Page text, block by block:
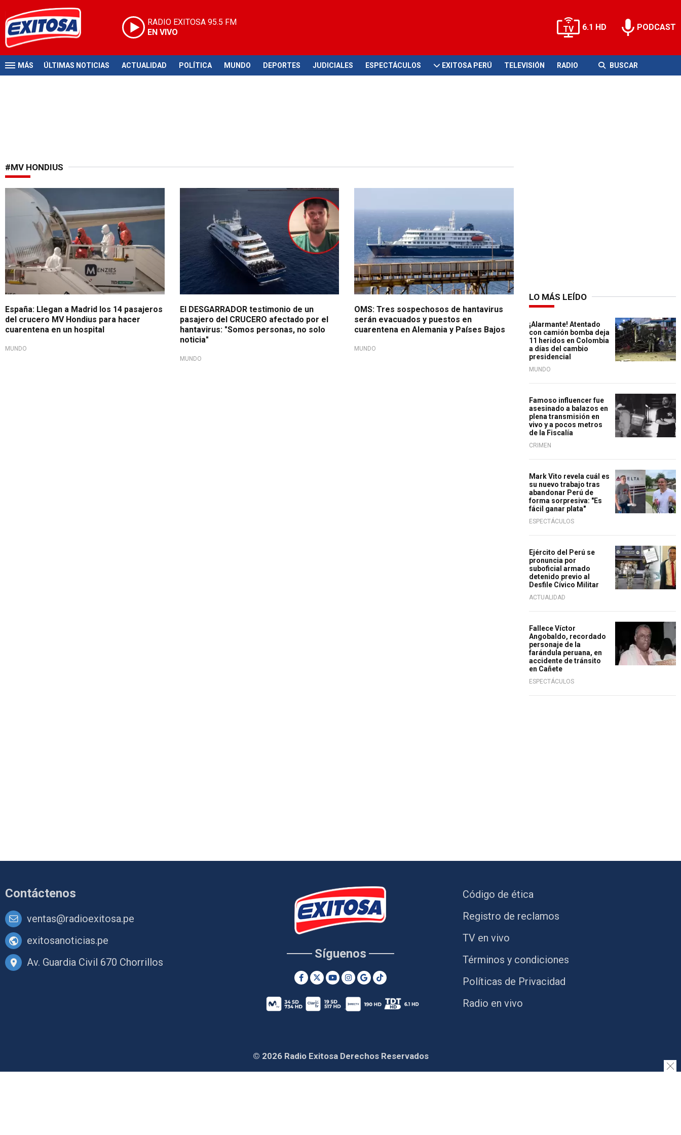
RADIO EXITOSA 95.5 FM
EN VIVO
6.1 HD PODCAST
MÁS ÚLTIMAS NOTICIAS ACTUALIDAD POLÍTICA MUNDO DEPORTES JUDICIALES ESPECTÁCULOS EXITOSA PERÚ TELEVISIÓN RADIO BUSCAR
#MV HONDIUS
Pacientes son asintomáticos
España: Llegan a Madrid los 14 pasajeros
del crucero MV Hondius para hacer
cuarentena en un hospital
MUNDO
El DESGARRADOR testimonio de un
pasajero del CRUCERO afectado por el
hantavirus: "Somos personas, no solo
noticia"
MUNDO
OMS: Tres sospechosos de hantavirus
serán evacuados y puestos en
cuarentena en Alemania y Países Bajos
MUNDO
LO MÁS LEÍDO
¡Alarmante! Atentado
con camión bomba deja
11 heridos en Colombia
a días del cambio
presidencial
MUNDO
Famoso influencer fue
asesinado a balazos en
plena transmisión en
vivo y a pocos metros
de la Fiscalía
CRIMEN
Mark Vito revela cuál es
su nuevo trabajo tras
abandonar Perú de
forma sorpresiva: "Es
fácil ganar plata"
ESPECTÁCULOS
Ejército del Perú se
pronuncia por
suboficial armado
detenido previo al
Desfile Cívico Militar
ACTUALIDAD
Fallece Víctor
Angobaldo, recordado
personaje de la
farándula peruana, en
accidente de tránsito
en Cañete
ESPECTÁCULOS
Contáctenos
ventas@radioexitosa.pe
exitosanoticias.pe
Av. Guardia Civil 670 Chorrillos
Síguenos
Código de ética
Registro de reclamos
TV en vivo
Términos y condiciones
Políticas de Privacidad
Radio en vivo
© 2026 Radio Exitosa Derechos Reservados